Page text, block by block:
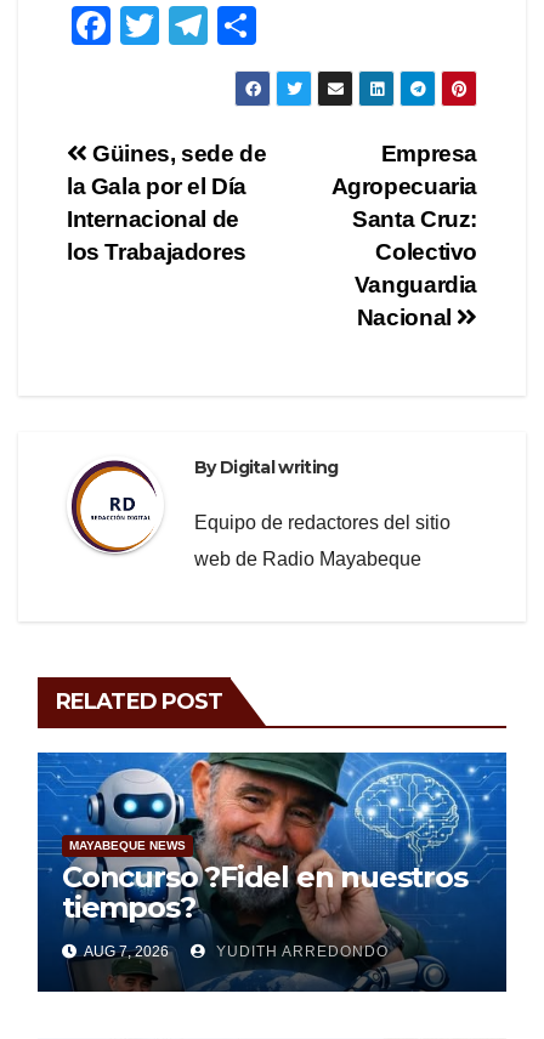
F
e
b
o
o
T
er
T
el
gr
a
m
h
ar
e
Post
navigation
Empresa
Agropecuaria
Santa Cruz:
Colectivo
Vanguardia
Nacional
Güines, sede de
la Gala por el Día
Internacional de
los Trabajadores
ByDigital writing
Equipo de redactores del sitio
web de Radio Mayabeque
RELATED POST
MAYABEQUE NEWS
Concurso ?Fidel en nuestros
tiempos?
AUG 7, 2026 YUDITH ARREDONDO